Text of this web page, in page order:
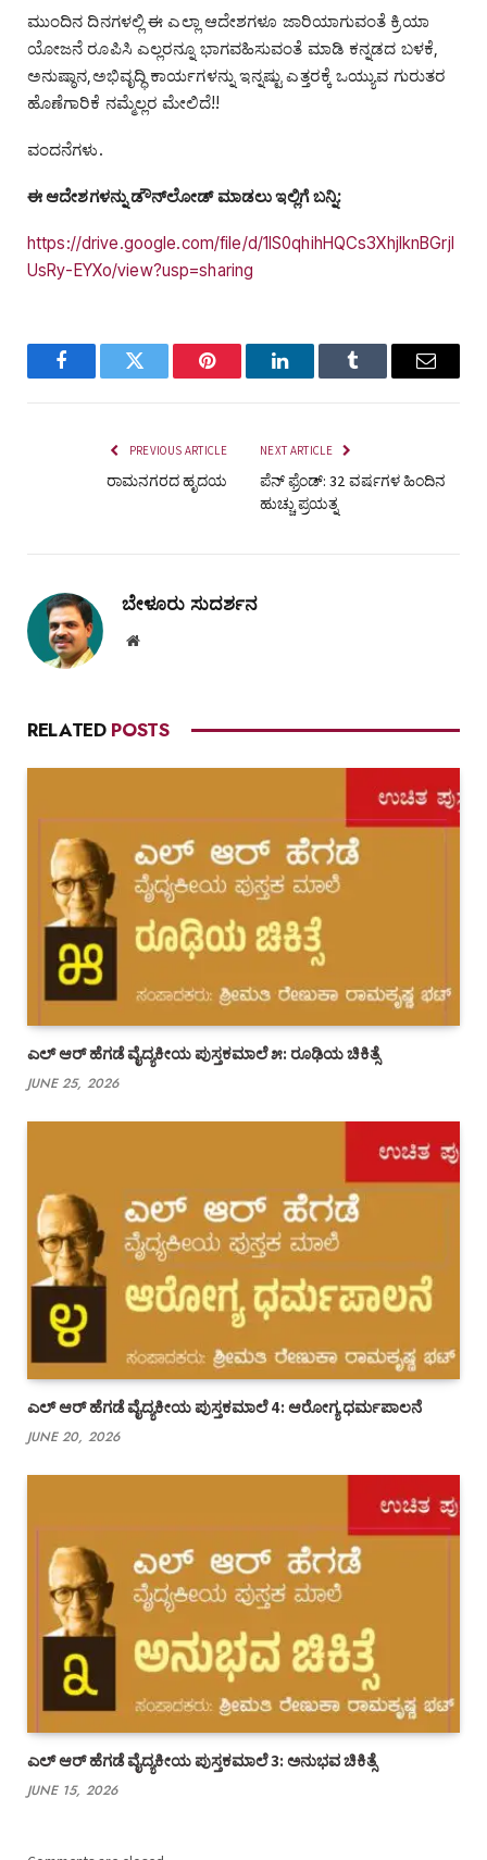
ಮುಂದಿನ ದಿನಗಳಲ್ಲಿ ಈ ಎಲ್ಲಾ ಆದೇಶಗಳೂ ಜಾರಿಯಾಗುವಂತೆ ಕ್ರಿಯಾ
ಯೋಜನೆ ರೂಪಿಸಿ ಎಲ್ಲರನ್ನೂ ಭಾಗವಹಿಸುವಂತೆ ಮಾಡಿ ಕನ್ನಡದ ಬಳಕೆ,
ಅನುಷ್ಠಾನ,ಅಭಿವೃದ್ಧಿ ಕಾರ್ಯಗಳನ್ನು ಇನ್ನಷ್ಟು ಎತ್ತರಕ್ಕೆ ಒಯ್ಯುವ ಗುರುತರ
ಹೊಣೆಗಾರಿಕೆ ನಮ್ಮೆಲ್ಲರ ಮೇಲಿದೆ!!
ವಂದನೆಗಳು.
ಈ ಆದೇಶಗಳನ್ನು ಡೌನ್‌ಲೋಡ್‌ ಮಾಡಲು ಇಲ್ಲಿಗೆ ಬನ್ನಿ:
https://drive.google.com/file/d/1IS0qhihHQCs3XhjIknBGrjl
UsRy-EYXo/view?usp=sharing
FacebookTwitter Pinterest LinkedInTumblr Email
PREVIOUS ARTICLE
ರಾಮನಗರದ ಹೃದಯ
NEXT ARTICLE
ಪೆನ್‌ ಫ್ರೆಂಡ್‌: 32 ವರ್ಷಗಳ ಹಿಂದಿನ
ಹುಚ್ಚು ಪ್ರಯತ್ನ
ಬೇಳೂರು ಸುದರ್ಶನ
Website
RELATED POSTS
ಎಲ್ ಆರ್ ಹೆಗಡೆ ವೈದ್ಯಕೀಯ ಪುಸ್ತಕಮಾಲೆ ೫: ರೂಢಿಯ ಚಿಕಿತ್ಸೆ
JUNE 25, 2026
ಎಲ್ ಆರ್ ಹೆಗಡೆ ವೈದ್ಯಕೀಯ ಪುಸ್ತಕಮಾಲೆ 4: ಆರೋಗ್ಯ ಧರ್ಮಪಾಲನೆ
JUNE 20, 2026
ಎಲ್ ಆರ್ ಹೆಗಡೆ ವೈದ್ಯಕೀಯ ಪುಸ್ತಕಮಾಲೆ 3: ಅನುಭವ ಚಿಕಿತ್ಸೆ
JUNE 15, 2026